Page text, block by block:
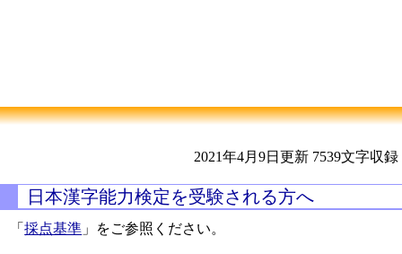
2021年4月9日更新 7539文字収録
日本漢字能力検定を受験される方へ
「採点基準 」をご参照ください。